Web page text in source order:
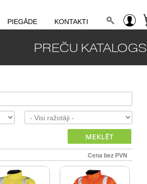
PIEGĀDE KONTAKTI
PREČU KATALOGS